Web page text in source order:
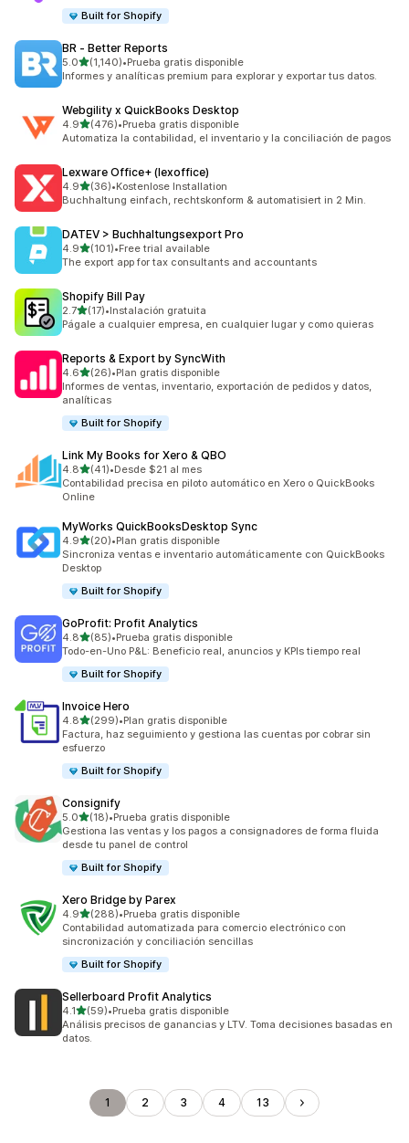
Built for Shopify
BR ‑ Better Reports
5.0de 5 estrellas
(1,140)
1140 reseñas en total
•Prueba gratis disponible
Informes y analíticas premium para explorar y exportar tus datos.
Webgility x QuickBooks Desktop
4.9de 5 estrellas
(476)
476 reseñas en total
•Prueba gratis disponible
Automatiza la contabilidad, el inventario y la conciliación de pagos
Lexware Office+ (lexoffice)
4.9de 5 estrellas
(36)
36 reseñas en total
•Kostenlose Installation
Buchhaltung einfach, rechtskonform & automatisiert in 2 Min.
DATEV > Buchhaltungsexport Pro
4.9de 5 estrellas
(101)
101 reseñas en total
•Free trial available
The export app for tax consultants and accountants
Shopify Bill Pay
2.7de 5 estrellas
(17)
17 reseñas en total
•Instalación gratuita
Págale a cualquier empresa, en cualquier lugar y como quieras
Reports & Export by SyncWith
4.6de 5 estrellas
(26)
26 reseñas en total
•Plan gratis disponible
Informes de ventas, inventario, exportación de pedidos y datos,
analíticas
Built for Shopify
Link My Books for Xero & QBO
4.8de 5 estrellas
(41)
41 reseñas en total
•Desde $21 al mes
Contabilidad precisa en piloto automático en Xero o QuickBooks
Online
MyWorks QuickBooksDesktop Sync
4.9de 5 estrellas
(20)
20 reseñas en total
•Plan gratis disponible
Sincroniza ventas e inventario automáticamente con QuickBooks
Desktop
Built for Shopify
GoProfit: Profit Analytics
4.8de 5 estrellas
(85)
85 reseñas en total
•Prueba gratis disponible
Todo-en-Uno P&L: Beneficio real, anuncios y KPIs tiempo real
Built for Shopify
Invoice Hero
4.8de 5 estrellas
(299)
299 reseñas en total
•Plan gratis disponible
Factura, haz seguimiento y gestiona las cuentas por cobrar sin
esfuerzo
Built for Shopify
Consignify
5.0de 5 estrellas
(18)
18 reseñas en total
•Prueba gratis disponible
Gestiona las ventas y los pagos a consignadores de forma fluida
desde tu panel de control
Built for Shopify
Xero Bridge by Parex
4.9de 5 estrellas
(288)
288 reseñas en total
•Prueba gratis disponible
Contabilidad automatizada para comercio electrónico con
sincronización y conciliación sencillas
Built for Shopify
Sellerboard Profit Analytics
4.1de 5 estrellas
(59)
59 reseñas en total
•Prueba gratis disponible
Análisis precisos de ganancias y LTV. Toma decisiones basadas en
datos.
1 2 3 4 13